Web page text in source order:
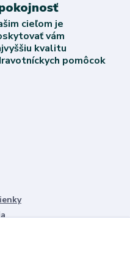
cieľom je
vám
kvalitu
pomôcok